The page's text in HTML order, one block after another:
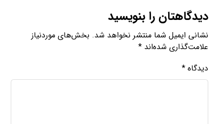
دیدگاهتان را بنویسید
نشانی ایمیل شما منتشر نخواهد شد. بخش‌های موردنیاز
علامت‌گذاری شده‌اند*
دیدگاه*